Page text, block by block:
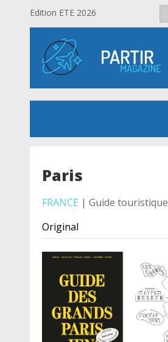
Edition ETE 2026
Paris
FRANCE | Guide touristique
Original